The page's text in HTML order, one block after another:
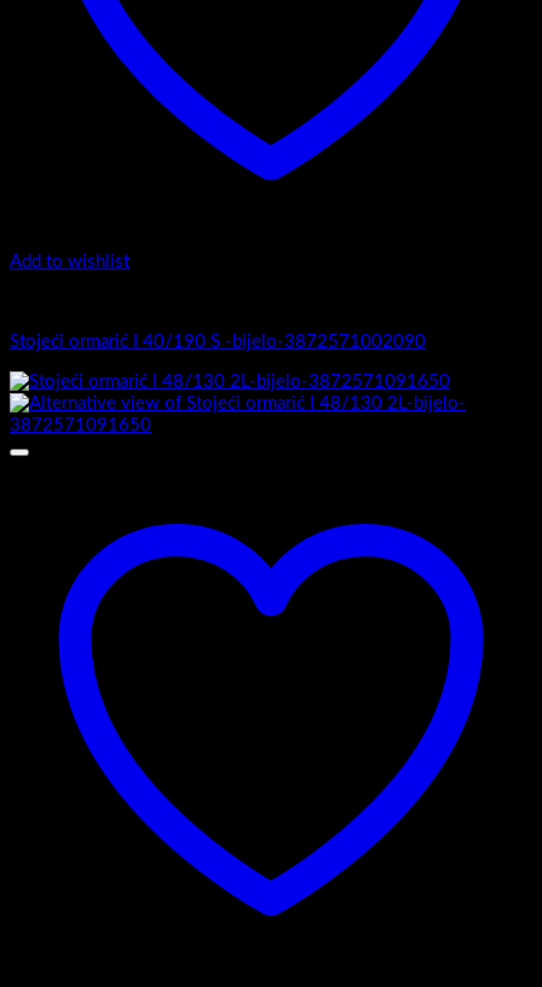
Add to wishlist
Stojeći ormarić I 40/190 S -bijelo-3872571002090